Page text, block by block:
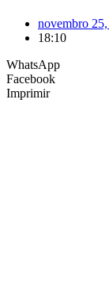
novembro
18:10
WhatsApp
Facebook
Imprimir